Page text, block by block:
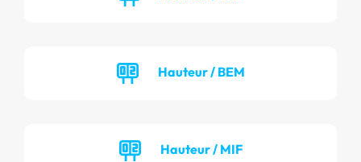
Hauteur / BEM
Hauteur / MIF